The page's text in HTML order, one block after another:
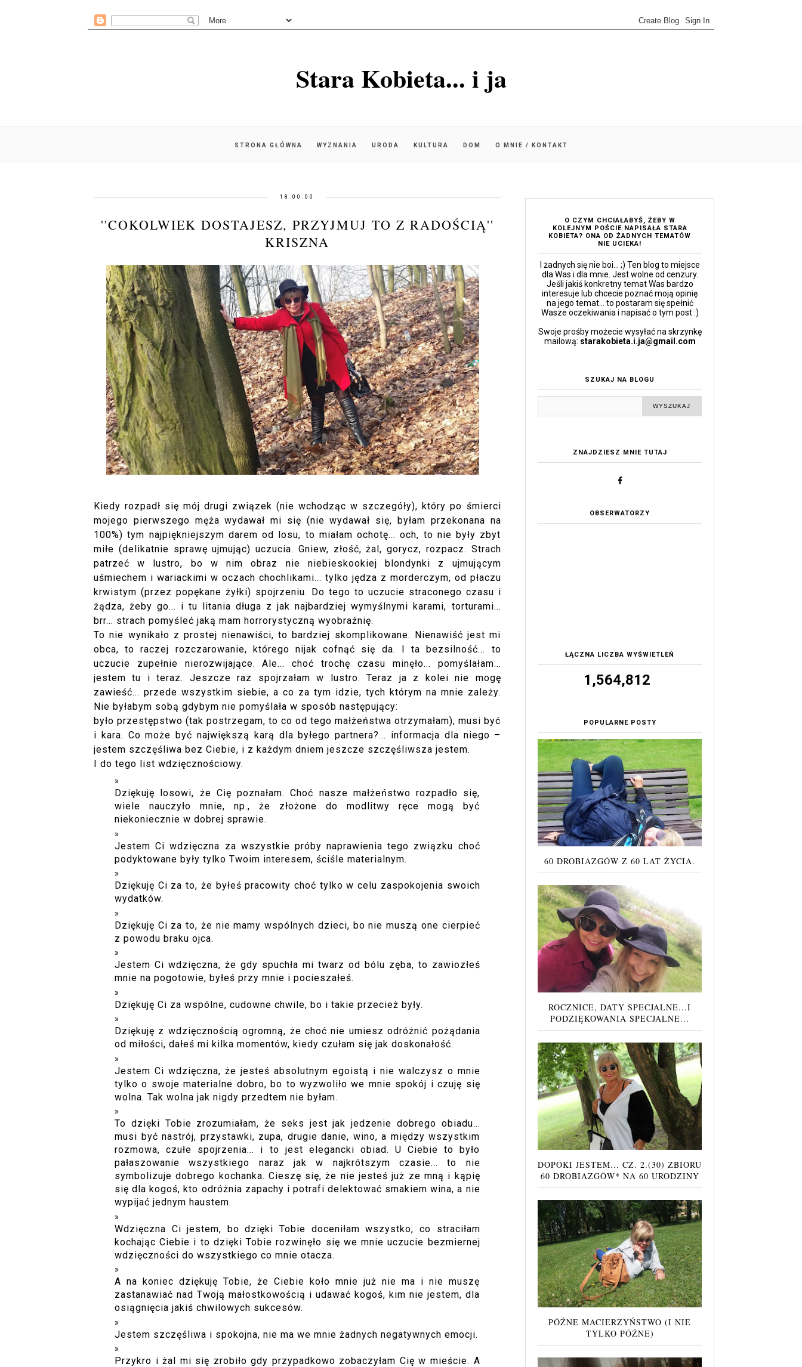
Stara Kobieta... i ja
STRONA GŁÓWNA WYZNANIA URODA KULTURA DOM O MNIE / KONTAKT
18:00:00
''COKOLWIEK DOSTAJESZ, PRZYJMUJ TO Z RADOŚCIĄ''
KRISZNA
Kiedy rozpadł się mój drugi związek (nie wchodząc w szczegóły), który po śmierci
mojego pierwszego męża wydawał mi się (nie wydawał się, byłam przekonana na
100%) tym najpiękniejszym darem od losu, to miałam ochotę... och, to nie były zbyt
miłe (delikatnie sprawę ujmując) uczucia. Gniew, złość, żal, gorycz, rozpacz. Strach
patrzeć w lustro, bo w nim obraz nie niebieskookiej blondynki z ujmującym
uśmiechem i wariackimi w oczach chochlikami... tylko jędza z morderczym, od płaczu
krwistym (przez popękane żyłki) spojrzeniu. Do tego to uczucie straconego czasu i
żądza, żeby go... i tu litania długa z jak najbardziej wymyślnymi karami, torturami...
brr... strach pomyśleć jaką mam horrorystyczną wyobraźnię.
To nie wynikało z prostej nienawiści, to bardziej skomplikowane. Nienawiść jest mi
obca, to raczej rozczarowanie, którego nijak cofnąć się da. I ta bezsilność... to
uczucie zupełnie nierozwijające. Ale... choć trochę czasu minęło... pomyślałam...
jestem tu i teraz. Jeszcze raz spojrzałam w lustro. Teraz ja z kolei nie mogę
zawieść... przede wszystkim siebie, a co za tym idzie, tych którym na mnie zależy.
Nie byłabym sobą gdybym nie pomyślała w sposób następujący:
było przestępstwo (tak postrzegam, to co od tego małżeństwa otrzymałam), musi być
i kara. Co może być największą karą dla byłego partnera?... informacja dla niego –
jestem szczęśliwa bez Ciebie, i z każdym dniem jeszcze szczęśliwsza jestem.
I do tego list wdzięcznościowy.
Dziękuję losowi, że Cię poznałam. Choć nasze małżeństwo rozpadło się,
wiele nauczyło mnie, np., że złożone do modlitwy ręce mogą być
niekoniecznie w dobrej sprawie.
Jestem Ci wdzięczna za wszystkie próby naprawienia tego związku choć
podyktowane były tylko Twoim interesem, ściśle materialnym.
Dziękuję Ci za to, że byłeś pracowity choć tylko w celu zaspokojenia swoich
wydatków.
Dziękuję Ci za to, że nie mamy wspólnych dzieci, bo nie muszą one cierpieć
z powodu braku ojca.
Jestem Ci wdzięczna, że gdy spuchła mi twarz od bólu zęba, to zawiozłeś
mnie na pogotowie, byłeś przy mnie i pocieszałeś.
Dziękuję Ci za wspólne, cudowne chwile, bo i takie przecież były.
Dziękuję z wdzięcznością ogromną, że choć nie umiesz odróżnić pożądania
od miłości, dałeś mi kilka momentów, kiedy czułam się jak doskonałość.
Jestem Ci wdzięczna, że jesteś absolutnym egoistą i nie walczysz o mnie
tylko o swoje materialne dobro, bo to wyzwoliło we mnie spokój i czuję się
wolna. Tak wolna jak nigdy przedtem nie byłam.
To dzięki Tobie zrozumiałam, że seks jest jak jedzenie dobrego obiadu...
musi być nastrój, przystawki, zupa, drugie danie, wino, a między wszystkim
rozmowa, czułe spojrzenia... i to jest elegancki obiad. U Ciebie to było
pałaszowanie wszystkiego naraz jak w najkrótszym czasie... to nie
symbolizuje dobrego kochanka. Cieszę się, że nie jesteś już ze mną i kąpię
się dla kogoś, kto odróżnia zapachy i potrafi delektować smakiem wina, a nie
wypijać jednym haustem.
Wdzięczna Ci jestem, bo dzięki Tobie doceniłam wszystko, co straciłam
kochając Ciebie i to dzięki Tobie rozwinęło się we mnie uczucie bezmiernej
wdzięczności do wszystkiego co mnie otacza.
A na koniec dziękuję Tobie, że Ciebie koło mnie już nie ma i nie muszę
zastanawiać nad Twoją małostkowością i udawać kogoś, kim nie jestem, dla
osiągnięcia jakiś chwilowych sukcesów.
Jestem szczęśliwa i spokojna, nie ma we mnie żadnych negatywnych emocji.
Przykro i żal mi się zrobiło gdy przypadkowo zobaczyłam Cię w mieście. A
O CZYM CHCIAŁABYŚ, ŻEBY W
KOLEJNYM POŚCIE NAPISAŁA STARA
KOBIETA? ONA OD ŻADNYCH TEMATÓW
NIE UCIEKA!
I żadnych się nie boi... ;) Ten blog to miejsce
dla Was i dla mnie. Jest wolne od cenzury.
Jeśli jakiś konkretny temat Was bardzo
interesuje lub chcecie poznać moją opinię
na jego temat... to postaram się spełnić
Wasze oczekiwania i napisać o tym post :)
Swoje prośby możecie wysyłać na skrzynkę
mailową: starakobieta.i.ja@gmail.com
SZUKAJ NA BLOGU
ZNAJDZIESZ MNIE TUTAJ
OBSERWATORZY
ŁĄCZNA LICZBA WYŚWIETLEŃ
1,564,812
POPULARNE POSTY
60 DROBIAZGÓW Z 60 LAT ŻYCIA.
ROCZNICE, DATY SPECJALNE...I
PODZIĘKOWANIA SPECJALNE...
DOPÓKI JESTEM... CZ. 2.(30) ZBIORU
60 DROBIAZGÓW* NA 60 URODZINY
PÓŹNE MACIERZYŃSTWO (I NIE
TYLKO PÓŹNE)